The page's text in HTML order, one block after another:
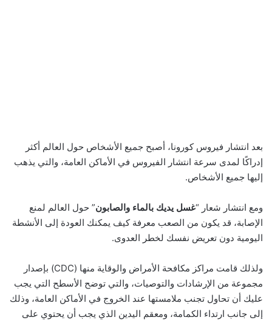
بعد انتشار فيروس كورونا، أصبح جميع الأشخاص حول العالم أكثر
إدراكًا لمدى سرعة انتشار الفيروس في الأماكن العامة، والتي يذهب
إليها جميع الأشخاص.
ومع انتشار شعار “غسل يديك بالماء والصابون” حول العالم لمنع
الإصابة، قد يكون من الصعب معرفة كيف يمكنك العودة إلى الأنشطة
اليومية دون تعريض نفسك لخطر العدوى.
ولذلك قامت مراكز مكافحة الأمراض والوقاية منها (CDC) بإصدار
مجموعة من الإرشادات والتوصيات، والتي توضح الأسطح التي يجب
عليك أن تحاول تجنب ملامستها عند الخروج في الأماكن العامة، وذلك
إلى جانب ارتداء الكمامة، ومعقم اليدين الذي يجب أن يحتوي على